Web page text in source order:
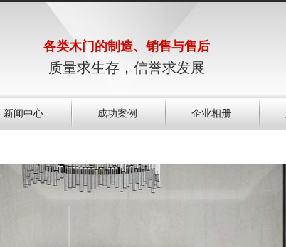
各类木门的制造、销售与售后
质量求生存，信誉求发展
新闻中心 成功案例 企业相册